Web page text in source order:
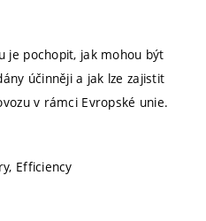
je pochopit, jak mohou být
účinněji a jak lze zajistit
v rámci Evropské unie.
Efficiency